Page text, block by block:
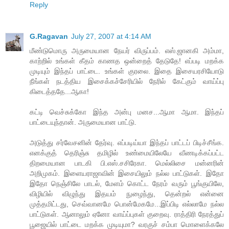
Reply
G.Ragavan July 27, 2007 at 4:14 AM
மீண்டுமொரு அருமையான நேயர் விருப்பம். எஸ்.ஜானகி அம்மா,
காற்றில் உங்கள் கீதம் காணத ஒன்றைத் தேடுதே! எப்படி மறக்க
முடியும் இந்தப் பாட்டை. உங்கள் குரலை. இதை இசையரசியோடு
நீங்கள் நடத்திய இசைக்கச்சேரியில் நேரில் கேட்கும் வாய்ப்பு
கிடைத்ததே...ஆகா!
கட்டி வெச்சுக்கோ இந்த அன்பு மனச...ஆமா ஆமா. இந்தப்
பாட்டையுந்தான். அருமையான பாட்டு.
அடுத்து சர்வேசனின் தேர்வு. எப்படிய்யா இந்தப் பாட்டப் பிடிச்சீங்க.
எனக்குத் தெரிஞ்சு தமிழில் உண்மையிலேயே வீணடிக்கப்பட்ட
திறமையான பாடகி பி.எஸ்.சசிரேகா. மெல்லிசை மன்னரின்
அறிமுகம். இளையராஜாவின் இசையிலும் நல்ல பாட்டுகள். இதோ
இதோ நெஞ்சிலே பாடல், மேளம் கொட்ட நேரம் வரும் பூங்குயிலே,
விழியில் விழுந்து இதயம் நுழைந்து, தென்றல் என்னை
முத்தமிட்டது, செவ்வானமே பொன்மேகமே...இப்பிடி எல்லாமே நல்ல
பாட்டுகள். ஆனாலும் ஏனோ வாய்ப்புகள் குறைவு. ராத்திரி நேரத்துப்
பூஜையில் பாட்டை மறக்க முடியுமா? வரகுச் சம்பா மொளைக்கலே